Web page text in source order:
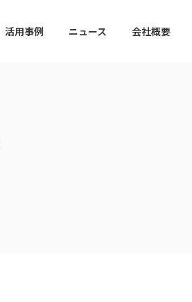
活用事例 ニュース 会社概要